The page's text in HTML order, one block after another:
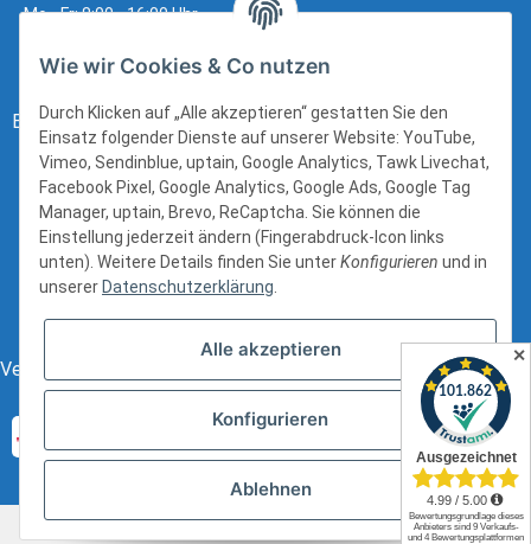
Mo - Fr: 8:00 - 16:00 Uhr
Bezahlung:
Versand:
* Alle Preise inkl. gesetzlicher USt., zzgl.Versand
Wie wir Cookies & Co nutzen
Durch Klicken auf „Alle akzeptieren“ gestatten Sie den
Einsatz folgender Dienste auf unserer Website: YouTube,
Vimeo, Sendinblue, uptain, Google Analytics, Tawk Livechat,
Facebook Pixel, Google Analytics, Google Ads, Google Tag
Manager, uptain, Brevo, ReCaptcha. Sie können die
Einstellung jederzeit ändern (Fingerabdruck-Icon links
unten). Weitere Details finden Sie unterKonfigurieren und in
unserer Datenschutzerklärung.
Alle akzeptieren
Konfigurieren
Ablehnen
✕